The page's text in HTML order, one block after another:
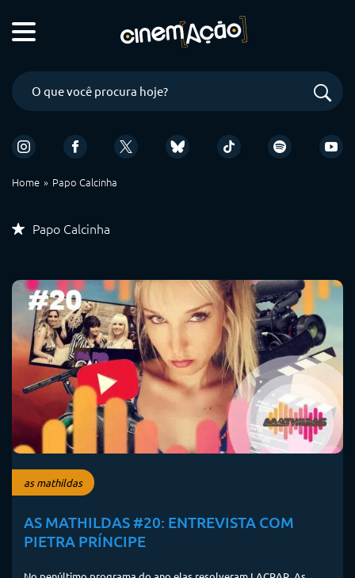
Home Papo Calcinha
Papo Calcinha
as mathildas
AS MATHILDAS #20: ENTREVISTA COM
PIETRA PRÍNCIPE